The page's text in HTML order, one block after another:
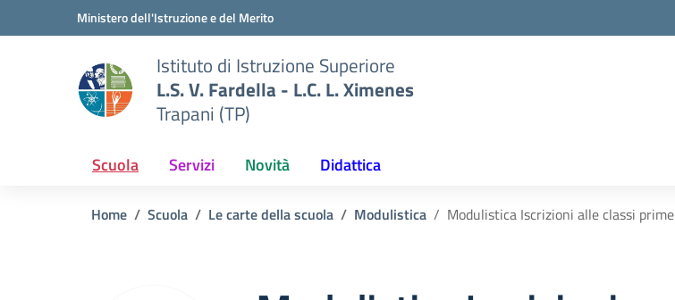
Vai ai contenuti
Vai al menu di navigazioneMinistero dell'Istruzione e del Merito
Istituto di Istruzione Superiore
L.S. V. Fardella - L.C. L. Ximenes
Trapani (TP)
Scuola Servizi Novità Didattica
Home Scuola Le carte della scuola Modulistica Modulistica Iscrizioni alle classi prime